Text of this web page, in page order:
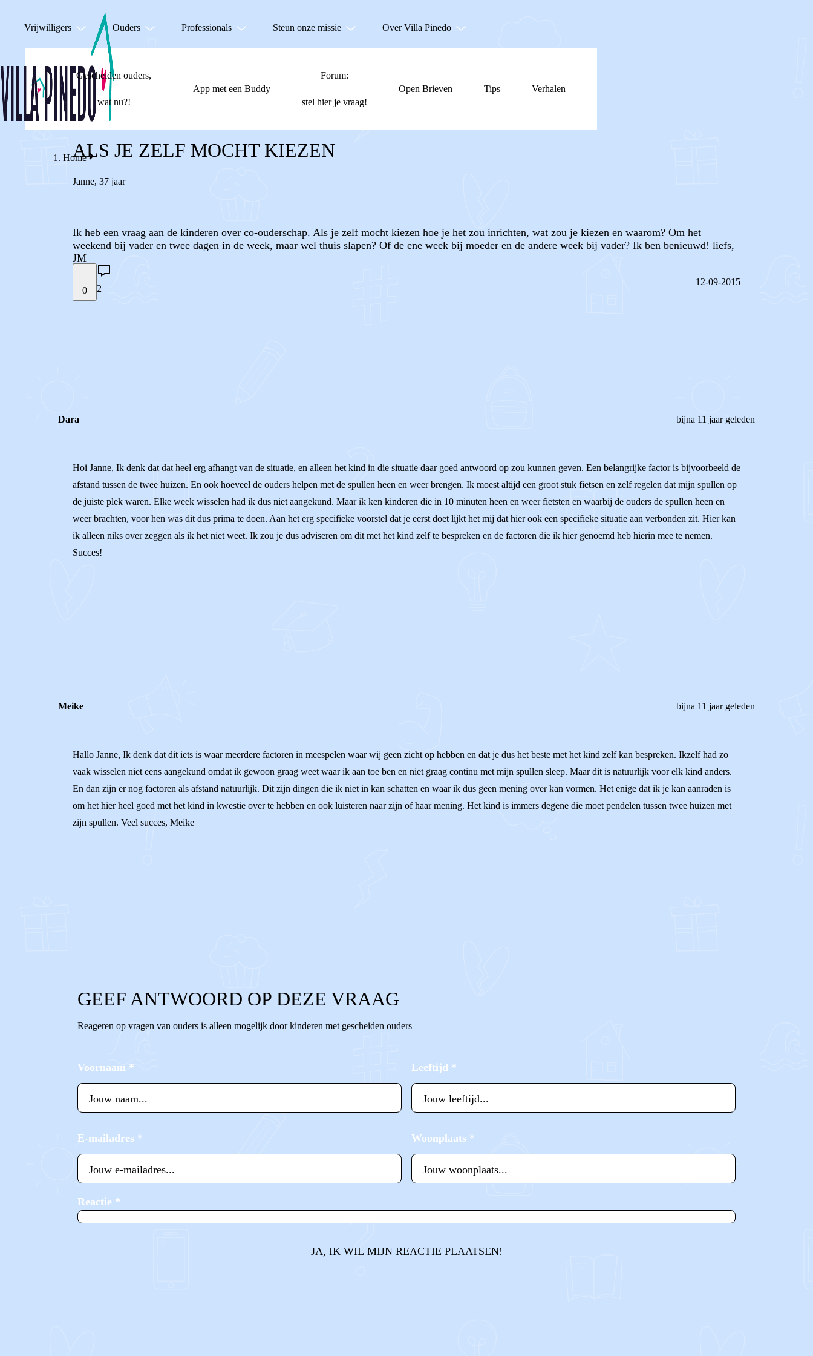
Vrijwilligers Ouders Professionals Steun onze missie Over Villa Pinedo
Gescheiden ouders,
wat nu?!
App met een Buddy
Forum:
stel hier je vraag!
Open Brieven Tips Verhalen
HomeALS JE ZELF MOCHT KIEZEN
Janne, 37 jaar
Ik heb een vraag aan de kinderen over co-ouderschap. Als je zelf mocht kiezen hoe je het zou inrichten, wat zou je kiezen en waarom? Om het
weekend bij vader en twee dagen in de week, maar wel thuis slapen? Of de ene week bij moeder en de andere week bij vader? Ik ben benieuwd! liefs,
JM
0 2
12-09-2015
Dara bijna 11 jaar geleden
Hoi Janne, Ik denk dat dat heel erg afhangt van de situatie, en alleen het kind in die situatie daar goed antwoord op zou kunnen geven. Een belangrijke factor is bijvoorbeeld de
afstand tussen de twee huizen. En ook hoeveel de ouders helpen met de spullen heen en weer brengen. Ik moest altijd een groot stuk fietsen en zelf regelen dat mijn spullen op
de juiste plek waren. Elke week wisselen had ik dus niet aangekund. Maar ik ken kinderen die in 10 minuten heen en weer fietsten en waarbij de ouders de spullen heen en
weer brachten, voor hen was dit dus prima te doen. Aan het erg specifieke voorstel dat je eerst doet lijkt het mij dat hier ook een specifieke situatie aan verbonden zit. Hier kan
ik alleen niks over zeggen als ik het niet weet. Ik zou je dus adviseren om dit met het kind zelf te bespreken en de factoren die ik hier genoemd heb hierin mee te nemen.
Succes!
Meike bijna 11 jaar geleden
Hallo Janne, Ik denk dat dit iets is waar meerdere factoren in meespelen waar wij geen zicht op hebben en dat je dus het beste met het kind zelf kan bespreken. Ikzelf had zo
vaak wisselen niet eens aangekund omdat ik gewoon graag weet waar ik aan toe ben en niet graag continu met mijn spullen sleep. Maar dit is natuurlijk voor elk kind anders.
En dan zijn er nog factoren als afstand natuurlijk. Dit zijn dingen die ik niet in kan schatten en waar ik dus geen mening over kan vormen. Het enige dat ik je kan aanraden is
om het hier heel goed met het kind in kwestie over te hebben en ook luisteren naar zijn of haar mening. Het kind is immers degene die moet pendelen tussen twee huizen met
zijn spullen. Veel succes, Meike
GEEF ANTWOORD OP DEZE VRAAG
Reageren op vragen van ouders is alleen mogelijk door kinderen met gescheiden ouders
Voornaam * Leeftijd *
E-mailadres * Woonplaats *
Reactie *
JA, IK WIL MIJN REACTIE PLAATSEN!